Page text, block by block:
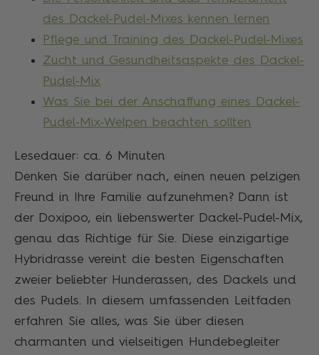
des Dackel-Pudel-Mixes kennen lernen
Pflege und Training des Dackel-Pudel-Mixes
Zucht und Gesundheitsaspekte des Dackel-
Pudel-Mix
Was Sie bei der Anschaffung eines Dackel-
Pudel-Mix-Welpen beachten sollten
Lesedauer: ca. 6
Minuten
Denken Sie darüber nach, einen neuen pelzigen
Freund in Ihre Familie aufzunehmen? Dann ist
der Doxipoo, ein liebenswerter Dackel-Pudel-Mix,
genau das Richtige für Sie. Diese einzigartige
Hybridrasse vereint die besten Eigenschaften
zweier beliebter Hunderassen, des Dackels und
des Pudels. In diesem umfassenden Leitfaden
erfahren Sie alles, was Sie über diesen
charmanten und vielseitigen Hundebegleiter